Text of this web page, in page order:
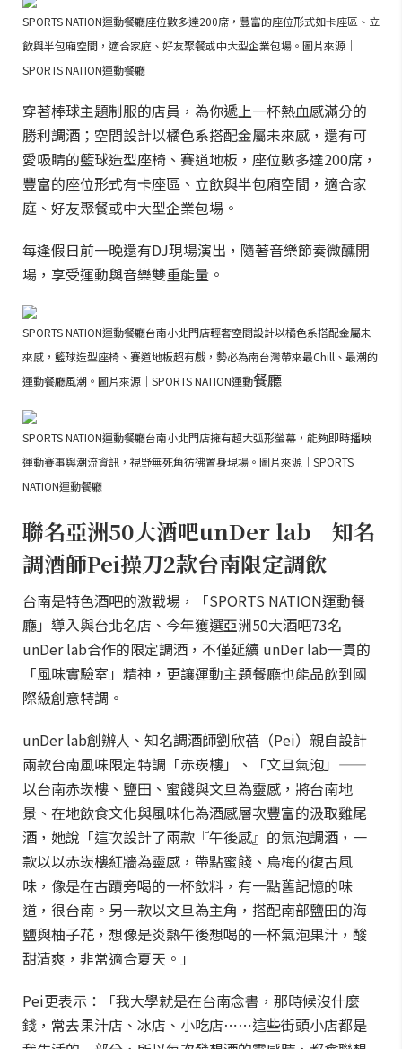
SPORTS NATION運動餐廳座位數多達200席，豐富的座位形式如卡座區、立
飲與半包廂空間，適合家庭、好友聚餐或中大型企業包場。圖片來源｜
SPORTS NATION運動餐廳
穿著棒球主題制服的店員，為你遞上一杯熱血感滿分的
勝利調酒；空間設計以橘色系搭配金屬未來感，還有可
愛吸睛的籃球造型座椅、賽道地板，座位數多達200席，
豐富的座位形式有卡座區、立飲與半包廂空間，適合家
庭、好友聚餐或中大型企業包場。
每逢假日前一晚還有DJ現場演出，隨著音樂節奏微醺開
場，享受運動與音樂雙重能量。
SPORTS NATION運動餐廳台南小北門店輕奢空間設計以橘色系搭配金屬未
來感，籃球造型座椅、賽道地板超有戲，勢必為南台灣帶來最Chill、最潮的
運動餐廳風潮。圖片來源｜SPORTS NATION運動餐廳
SPORTS NATION運動餐廳台南小北門店擁有超大弧形螢幕，能夠即時播映
運動賽事與潮流資訊，視野無死角彷彿置身現場。圖片來源｜SPORTS
NATION運動餐廳
聯名亞洲50大酒吧unDer lab 知名
調酒師Pei操刀2款台南限定調飲
台南是特色酒吧的激戰場，「SPORTS NATION運動餐
廳」導入與台北名店、今年獲選亞洲50大酒吧73名
unDer lab合作的限定調酒，不僅延續 unDer lab一貫的
「風味實驗室」精神，更讓運動主題餐廳也能品飲到國
際級創意特調。
unDer lab創辦人、知名調酒師劉欣蓓（Pei）親自設計
兩款台南風味限定特調「赤崁樓」、「文旦氣泡」——
以台南赤崁樓、鹽田、蜜餞與文旦為靈感，將台南地
景、在地飲食文化與風味化為酒感層次豐富的汲取雞尾
酒，她說「這次設計了兩款『午後感』的氣泡調酒，一
款以以赤崁樓紅牆為靈感，帶點蜜餞、烏梅的復古風
味，像是在古蹟旁喝的一杯飲料，有一點舊記憶的味
道，很台南。另一款以文旦為主角，搭配南部鹽田的海
鹽與柚子花，想像是炎熱午後想喝的一杯氣泡果汁，酸
甜清爽，非常適合夏天。」
Pei更表示：「我大學就是在台南念書，那時候沒什麼
錢，常去果汁店、冰店、小吃店⋯⋯這些街頭小店都是